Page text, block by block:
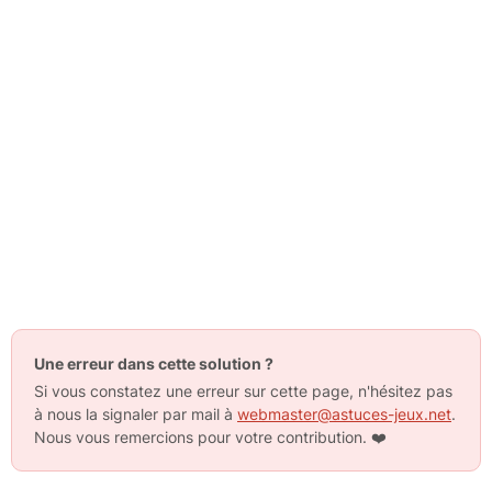
Une erreur dans cette solution ?
Si vous constatez une erreur sur cette page, n'hésitez pas
à nous la signaler par mail à webmaster@astuces-jeux.net.
Nous vous remercions pour votre contribution. ❤️